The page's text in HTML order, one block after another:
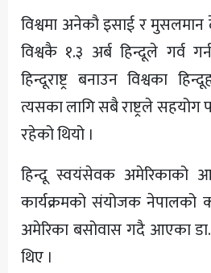
विश्वमा अनेकौ इसाई र
विश्वकै १.३ अर्ब हिन्दूले गर्व
हिन्दूराष्ट्र बनाउन विश्वका
त्यसका लागि सबै राष्ट्रले सहयोग
रहेको थियो ।
हिन्दू स्वयंसेवक अमेरिकाको
कार्यक्रमको संयोजक नेपालको
अमेरिका बसोवास गदै आएका
थिए ।